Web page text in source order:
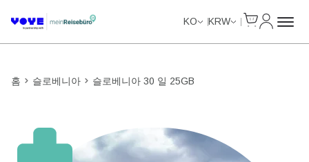
KO KRW
홈 슬로베니아 슬로베니아 30 일 25GB